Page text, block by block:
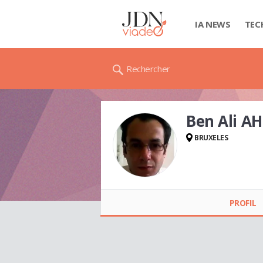
IA NEWS
Rechercher
Ben Ali
BRUXELES
PROFIL